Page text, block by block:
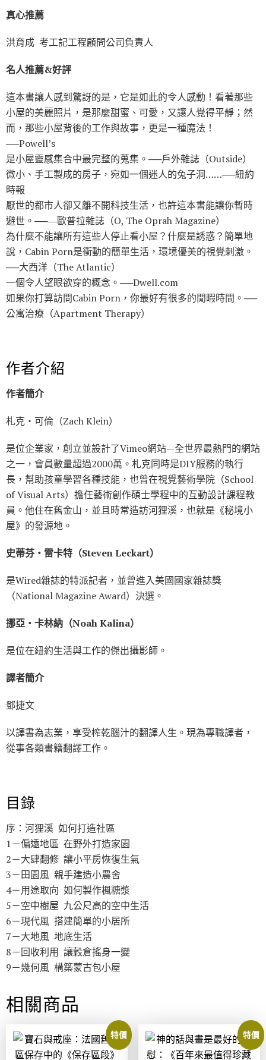
真心推薦
洪育成 考工記工程顧問公司負責人
名人推薦&好評
這本書讓人感到驚訝的是，它是如此的令人感動！看著那些
小屋的美麗照片，是那麼甜蜜、可愛，又讓人覺得平靜；然
而，那些小屋背後的工作與故事，更是一種魔法！
──Powell’s
是小屋靈感集合中最完整的蒐集。──戶外雜誌（Outside）
微小、手工製成的房子，宛如一個迷人的兔子洞……──紐約
時報
厭世的都市人卻又離不開科技生活，也許這本書能讓你暫時
避世。──―歐普拉雜誌（O, The Oprah Magazine）
為什麼不能讓所有這些人停止看小屋？什麼是誘惑？簡單地
說，Cabin Porn是衝動的簡單生活，環境優美的視覺刺激。
──大西洋（The Atlantic）
一個令人望眼欲穿的概念。──Dwell.com
如果你打算訪問Cabin Porn，你最好有很多的閒暇時間。──
公寓治療（Apartment Therapy）
作者介紹
作者簡介
札克‧可倫（Zach Klein）
是位企業家，創立並設計了Vimeo網站—全世界最熱門的網站
之一，會員數量超過2000萬。札克同時是DIY服務的執行
長，幫助孩童學習各種技能，也曾在視覺藝術學院（School
of Visual Arts）擔任藝術創作碩士學程中的互動設計課程教
員。他住在舊金山，並且時常造訪河狸溪，也就是《秘境小
屋》的發源地。
史蒂芬‧雷卡特（Steven Leckart）
是Wired雜誌的特派記者，並曾進入美國國家雜誌獎
（National Magazine Award）決選。
挪亞‧卡林納（Noah Kalina）
是位在紐約生活與工作的傑出攝影師。
譯者簡介
鄧捷文
以譯書為志業，享受榨乾腦汁的翻譯人生。現為專職譯者，
從事各類書籍翻譯工作。
目錄
序：河狸溪 如何打造社區
1－偏遠地區 在野外打造家園
2－大肆翻修 讓小平房恢復生氣
3－田園風 親手建造小農舍
4－用途取向 如何製作楓糖漿
5－空中樹屋 九公尺高的空中生活
6－現代風 搭建簡單的小居所
7－大地風 地底生活
8－回收利用 讓穀倉搖身一變
9－幾何風 構築蒙古包小屋
相關商品
特價 特價